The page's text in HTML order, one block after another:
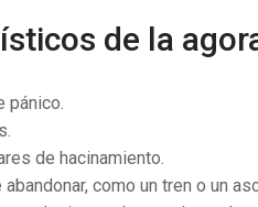
de la
pánico.
de hacinamiento.
como un tren o un